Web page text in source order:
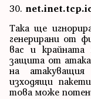
30.
Така ще
генерирани от
вас и крайната
защита от
на
изходящи
това може